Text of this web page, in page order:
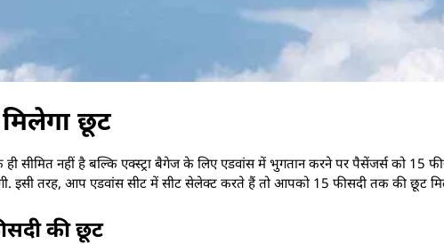
छूट
सीमित नहीं है बल्कि एक्‍स्‍ट्रा बैगेज के लिए एडवांस में भुगतान करने पर पैसेंजर्स को 15
इसी तरह, आप एडवांस सीट में सीट सेलेक्‍ट करते हैं तो आपको 15 फीसदी तक की छूट
की छूट